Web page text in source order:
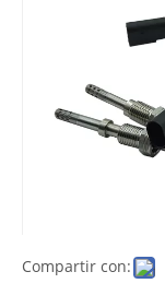
Compartir con: